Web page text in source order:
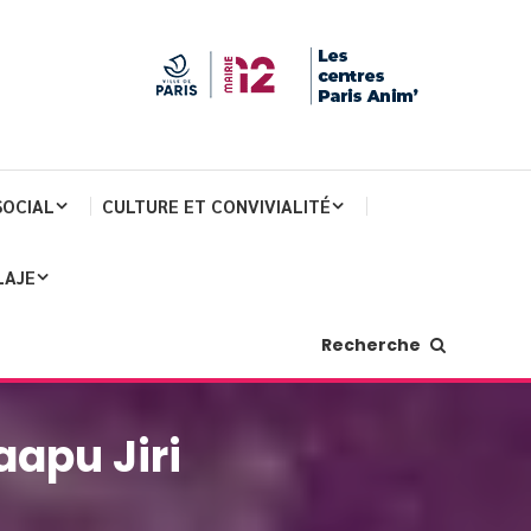
CULTURE ET CONVIVIALITÉ
Recherche
Jiri